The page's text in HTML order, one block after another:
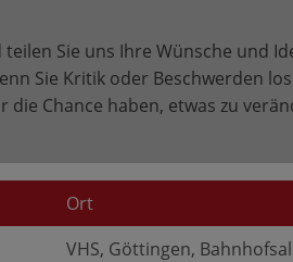
Sie uns Ihre Wünsche und
Sie Kritik oder Beschwerden
Chance haben, etwas zu
Ort
VHS, Göttingen,